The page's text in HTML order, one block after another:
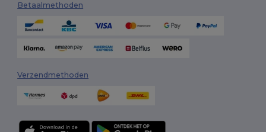
Betaalmethoden
Verzendmethoden